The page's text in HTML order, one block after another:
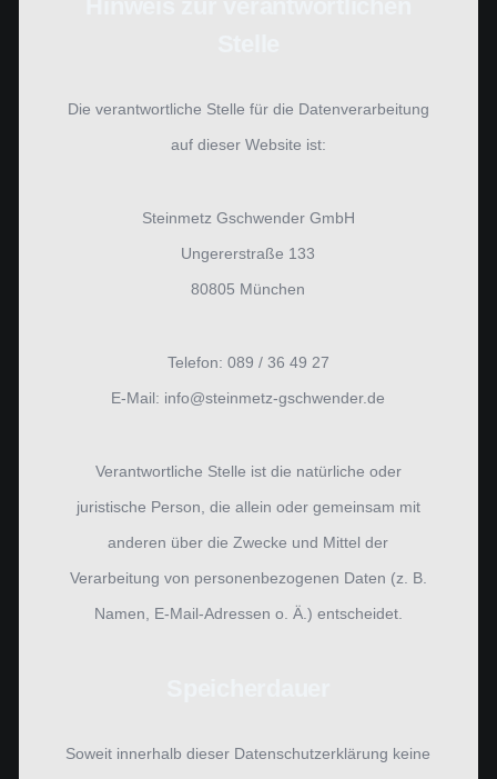
Die verantwortliche Stelle für die Datenverarbeitung
auf dieser Website ist:
Steinmetz Gschwender GmbH
Ungererstraße 133
80805 München
Telefon: 089 / 36 49 27
E-Mail: info@steinmetz-gschwender.de
Verantwortliche Stelle ist die natürliche oder
juristische Person, die allein oder gemeinsam mit
anderen über die Zwecke und Mittel der
Verarbeitung von personenbezogenen Daten (z. B.
Namen, E-Mail-Adressen o. Ä.) entscheidet.
Soweit innerhalb dieser Datenschutzerklärung keine